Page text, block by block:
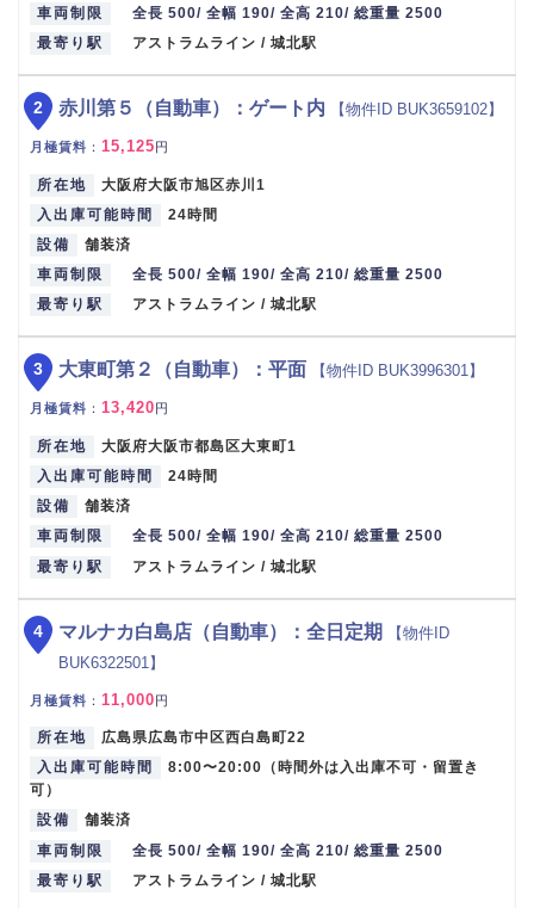
車両制限
全長 500/ 全幅 190/ 全高 210/ 総重量 2500
最寄り駅
アストラムライン / 城北駅
赤川第５（自動車）：ゲート内 【物件ID BUK3659102】
月極賃料 ： 15,125 円
所在地
大阪府大阪市旭区赤川1
入出庫可能時間
24時間
設備
舗装済
車両制限
全長 500/ 全幅 190/ 全高 210/ 総重量 2500
最寄り駅
アストラムライン / 城北駅
2
大東町第２（自動車）：平面 【物件ID BUK3996301】
月極賃料 ： 13,420 円
所在地
大阪府大阪市都島区大東町1
入出庫可能時間
24時間
設備
舗装済
車両制限
全長 500/ 全幅 190/ 全高 210/ 総重量 2500
最寄り駅
アストラムライン / 城北駅
3
マルナカ白島店（自動車）：全日定期
【物件ID
BUK6322501】
月極賃料 ： 11,000円
所在地
広島県広島市中区西白島町22
入出庫可能時間
8:00〜20:00（時間外は入出庫不可・留置き
可）
設備
舗装済
車両制限
全長 500/ 全幅 190/ 全高 210/ 総重量 2500
最寄り駅
アストラムライン / 城北駅
4